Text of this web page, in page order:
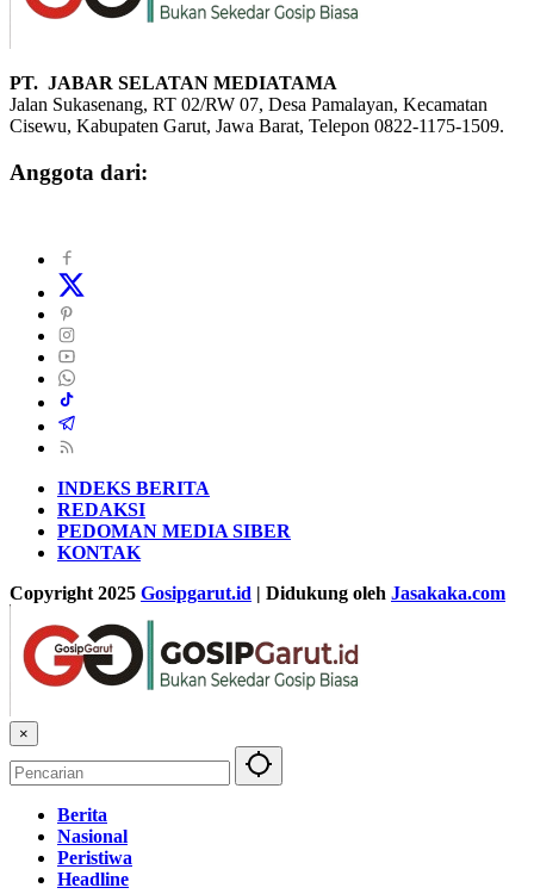
PT. JABAR SELATAN MEDIATAMA
Jalan Sukasenang, RT 02/RW 07, Desa Pamalayan, Kecamatan
Cisewu, Kabupaten Garut, Jawa Barat, Telepon 0822-1175-1509.
Anggota dari:
INDEKS BERITA
REDAKSI
PEDOMAN MEDIA SIBER
KONTAK
Copyright 2025 Gosipgarut.id | Didukung oleh Jasakaka.com
×
Berita
Nasional
Peristiwa
Headline